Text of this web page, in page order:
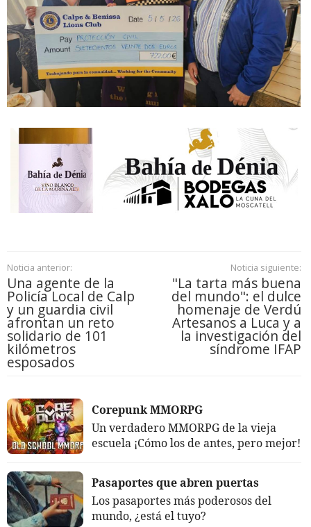
Noticia anterior:
Una agente de la
Policía Local de Calp
y un guardia civil
afrontan un reto
solidario de 101
kilómetros
esposados
Noticia siguiente:
"La tarta más buena
del mundo": el dulce
homenaje de Verdú
Artesanos a Luca y a
la investigación del
síndrome IFAP
Corepunk MMORPG
Un verdadero MMORPG de la vieja
escuela ¡Cómo los de antes, pero mejor!
Pasaportes que abren puertas
Los pasaportes más poderosos del
mundo, ¿está el tuyo?